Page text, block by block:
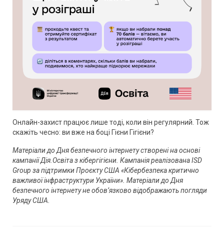
Онлайн-захист працює лише тоді, коли він регулярний. Тож
скажіть чесно: ви вже на боці Гієни Гігієни?
Матеріали до Дня безпечного інтернету створені на основі
кампанії Дія.Освіта з кібергігієни. Кампанія реалізована ISD
Group за підтримки Проєкту США «Кібербезпека критично
важливої інфраструктури України». Матеріали до Дня
безпечного інтернету не обов’язково відображають погляди
Уряду США.